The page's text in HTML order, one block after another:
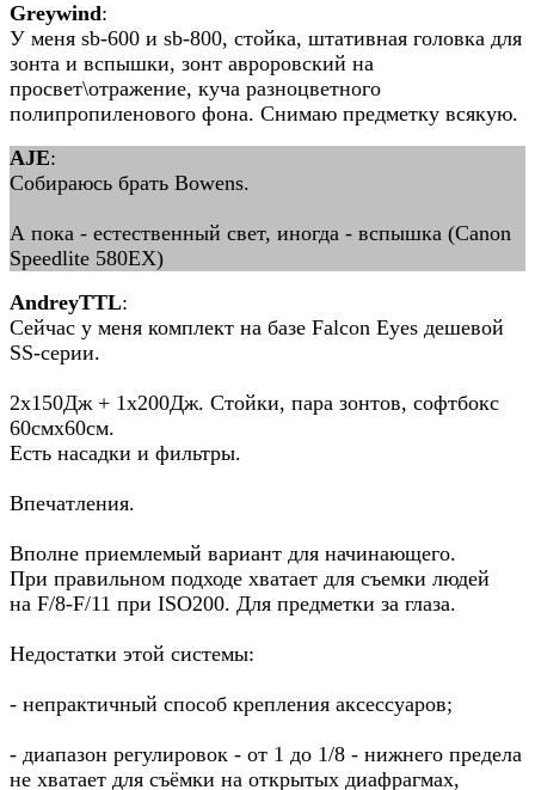
Greywind:
У меня sb-600 и sb-800, стойка, штативная головка для
зонта и вспышки, зонт авроровский на
просвет\отражение, куча разноцветного
полипропиленового фона. Снимаю предметку всякую.
AJE:
Собираюсь брать Bowens.
А пока - естественный свет, иногда - вспышка (Canon
Speedlite 580ЕХ)
AndreyTTL:
Сейчас у меня комплект на базе Falcon Eyes дешевой
SS-серии.
2х150Дж + 1х200Дж. Стойки, пара зонтов, софтбокс
60смх60см.
Есть насадки и фильтры.
Впечатления.
Вполне приемлемый вариант для начинающего.
При правильном подходе хватает для съемки людей
на F/8-F/11 при ISO200. Для предметки за глаза.
Недостатки этой системы:
- непрактичный способ крепления аксессуаров;
- диапазон регулировок - от 1 до 1/8 - нижнего предела
не хватает для съёмки на открытых диафрагмах,